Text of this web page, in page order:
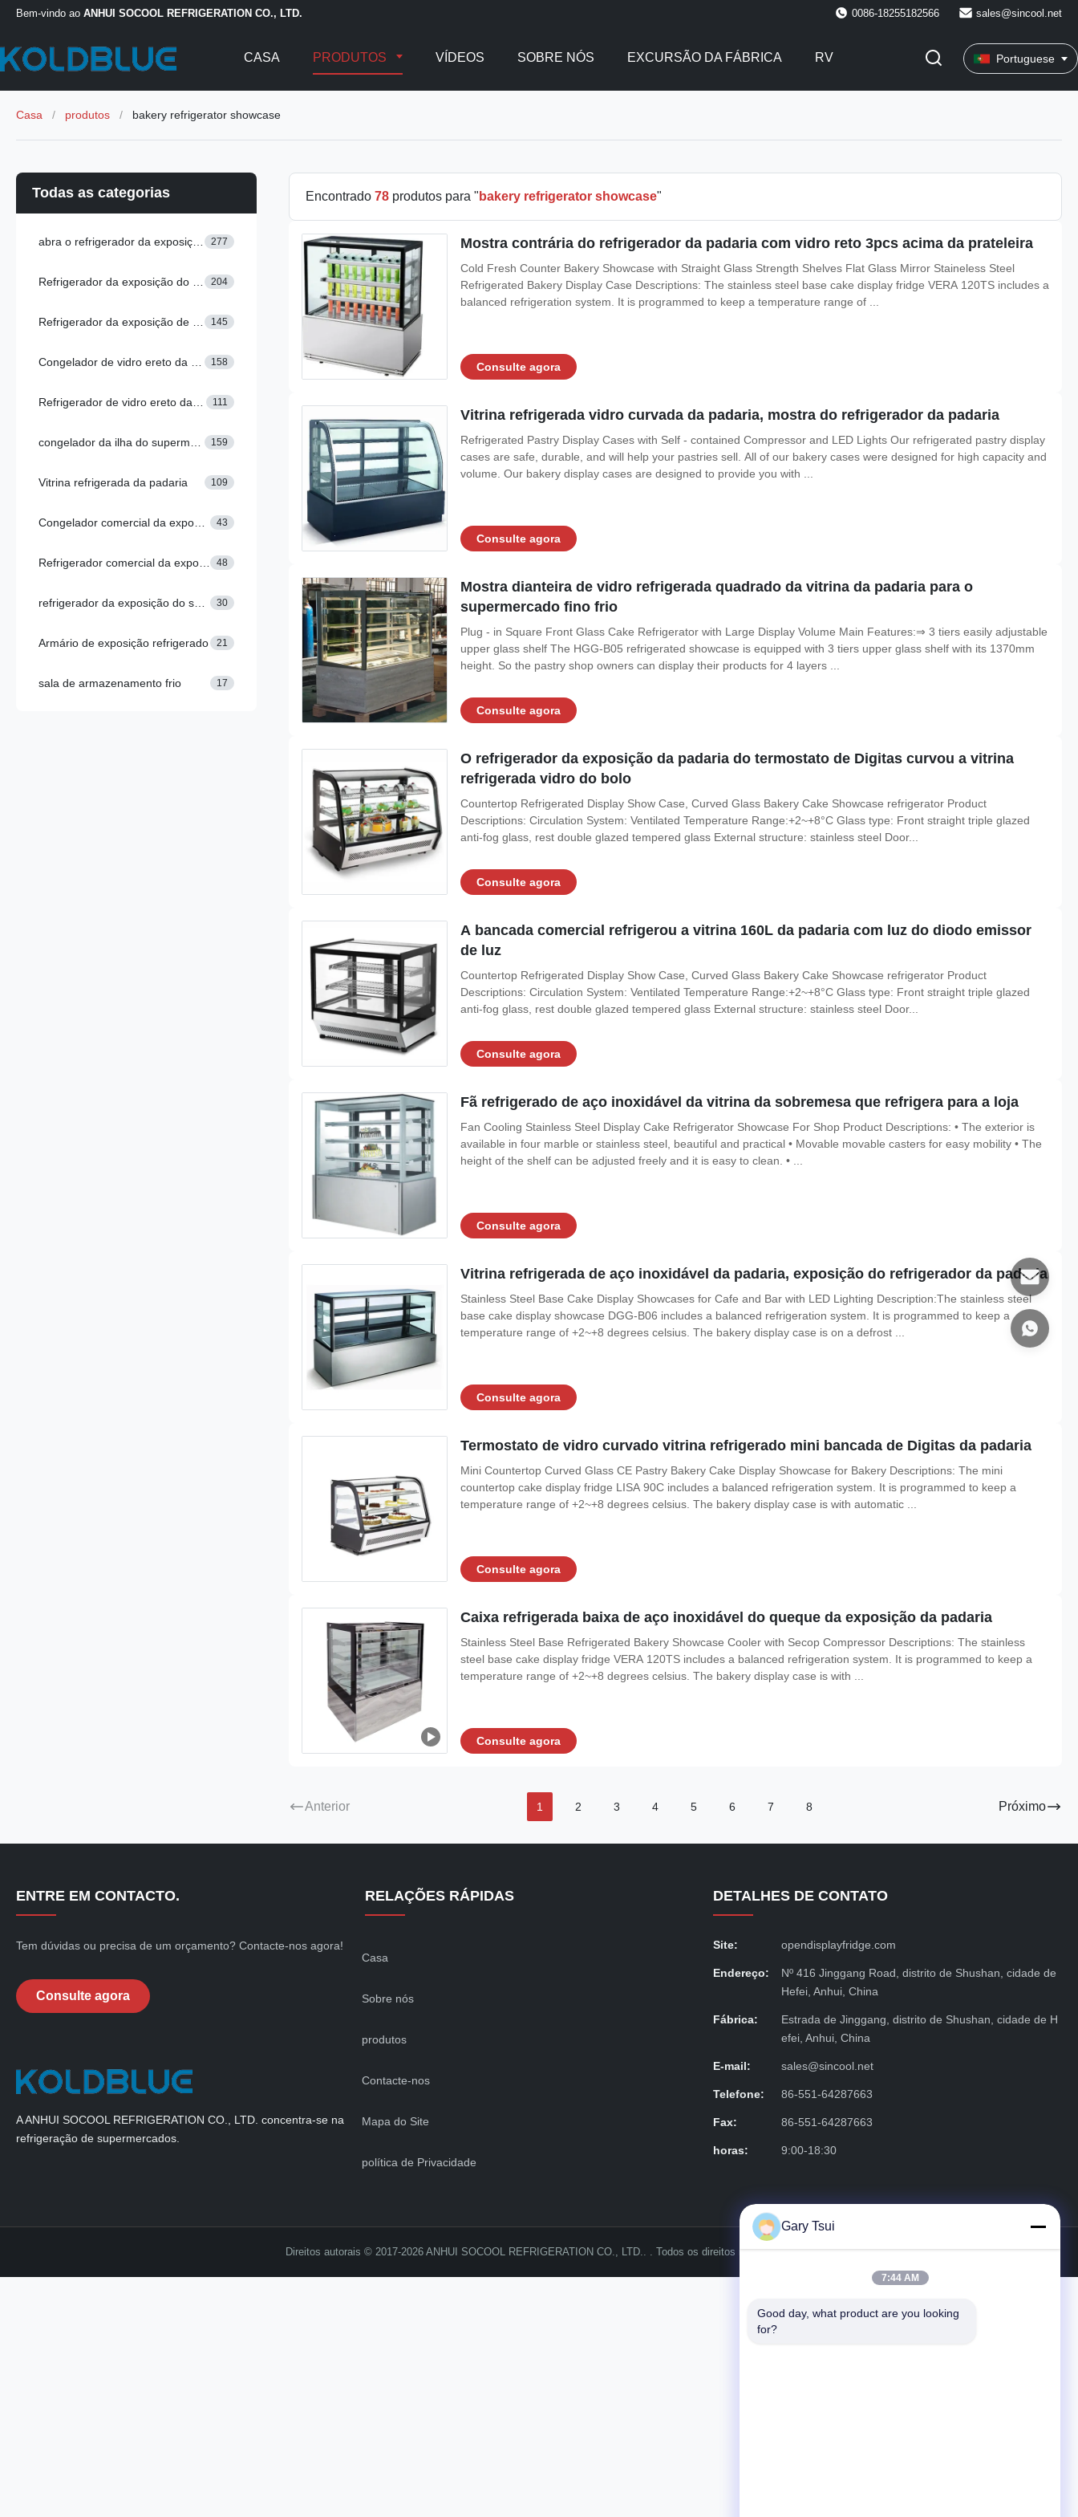
Bem-vindo ao ANHUI SOCOOL REFRIGERATION CO., LTD. 0086-18255182566 sales@sincool.net
CASA PRODUTOS VÍDEOS SOBRE NÓS EXCURSÃO DA FÁBRICA RV Portuguese
Casa / produtos / bakery refrigerator showcase
Todas as categorias
277
204
145
158
111
159
Vitrina refrigerada da padaria 109
43
48
30
Armário de exposição refrigerado 21
sala de armazenamento frio 17
Encontrado 78 produtos para " bakery refrigerator showcase"
Mostra contrária do refrigerador da padaria com vidro reto 3pcs acima da prateleira
Cold Fresh Counter Bakery Showcase with Straight Glass Strength Shelves Flat Glass Mirror Staineless Steel
Refrigerated Bakery Display Case Descriptions: The stainless steel base cake display fridge VERA 120TS includes a
balanced refrigeration system. It is programmed to keep a temperature range of ...
Consulte agora
Vitrina refrigerada vidro curvada da padaria, mostra do refrigerador da padaria
Refrigerated Pastry Display Cases with Self - contained Compressor and LED Lights Our refrigerated pastry display
cases are safe, durable, and will help your pastries sell. All of our bakery cases were designed for high capacity and
volume. Our bakery display cases are designed to provide you with ...
Consulte agora
Mostra dianteira de vidro refrigerada quadrado da vitrina da padaria para o
supermercado fino frio
Plug - in Square Front Glass Cake Refrigerator with Large Display Volume Main Features:⇒ 3 tiers easily adjustable
upper glass shelf The HGG-B05 refrigerated showcase is equipped with 3 tiers upper glass shelf with its 1370mm
height. So the pastry shop owners can display their products for 4 layers ...
Consulte agora
O refrigerador da exposição da padaria do termostato de Digitas curvou a vitrina
refrigerada vidro do bolo
Countertop Refrigerated Display Show Case, Curved Glass Bakery Cake Showcase refrigerator Product
Descriptions: Circulation System: Ventilated Temperature Range:+2~+8°C Glass type: Front straight triple glazed
anti-fog glass, rest double glazed tempered glass External structure: stainless steel Door...
Consulte agora
A bancada comercial refrigerou a vitrina 160L da padaria com luz do diodo emissor
de luz
Countertop Refrigerated Display Show Case, Curved Glass Bakery Cake Showcase refrigerator Product
Descriptions: Circulation System: Ventilated Temperature Range:+2~+8°C Glass type: Front straight triple glazed
anti-fog glass, rest double glazed tempered glass External structure: stainless steel Door...
Consulte agora
Fã refrigerado de aço inoxidável da vitrina da sobremesa que refrigera para a loja
Fan Cooling Stainless Steel Display Cake Refrigerator Showcase For Shop Product Descriptions: • The exterior is
available in four marble or stainless steel, beautiful and practical • Movable movable casters for easy mobility • The
height of the shelf can be adjusted freely and it is easy to clean. • ...
Consulte agora
Vitrina refrigerada de aço inoxidável da padaria, exposição do refrigerador da padaria
Stainless Steel Base Cake Display Showcases for Cafe and Bar with LED Lighting Description:The stainless steel
base cake display showcase DGG-B06 includes a balanced refrigeration system. It is programmed to keep a
temperature range of +2~+8 degrees celsius. The bakery display case is on a defrost ...
Consulte agora
Termostato de vidro curvado vitrina refrigerado mini bancada de Digitas da padaria
Mini Countertop Curved Glass CE Pastry Bakery Cake Display Showcase for Bakery Descriptions: The mini
countertop cake display fridge LISA 90C includes a balanced refrigeration system. It is programmed to keep a
temperature range of +2~+8 degrees celsius. The bakery display case is with automatic ...
Consulte agora
Caixa refrigerada baixa de aço inoxidável do queque da exposição da padaria
Stainless Steel Base Refrigerated Bakery Showcase Cooler with Secop Compressor Descriptions: The stainless
steel base cake display fridge VERA 120TS includes a balanced refrigeration system. It is programmed to keep a
temperature range of +2~+8 degrees celsius. The bakery display case is with ...
Consulte agora
Anterior 1 2 3 4 5 6 7 8 Próximo
ENTRE EM CONTACTO.
Tem dúvidas ou precisa de um orçamento? Contacte-nos agora!
Consulte agora
A ANHUI SOCOOL REFRIGERATION CO., LTD. concentra-se na
refrigeração de supermercados.
RELAÇÕES RÁPIDAS
Casa
Sobre nós
produtos
Contacte-nos
Mapa do Site
política de Privacidade
DETALHES DE CONTATO
Site: opendisplayfridge.com
Endereço:
Nº 416 Jinggang Road, distrito de Shushan, cidade de
Hefei, Anhui, China
Fábrica:
Estrada de Jinggang, distrito de Shushan, cidade de H
efei, Anhui, China
E-mail: sales@sincool.net
Telefone: 86-551-64287663
Fax: 86-551-64287663
horas: 9:00-18:30
Direitos autorais © 2017-2026 ANHUI SOCOOL REFRIGERATION CO., LTD.. . Todos os direitos reservados.
Gary Tsui
7:44 AM
Good day, what product are you looking
for?